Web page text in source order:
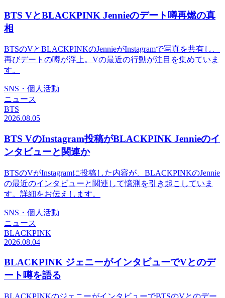
BTS VとBLACKPINK Jennieのデート噂再燃の真
相
BTSのVとBLACKPINKのJennieがInstagramで写真を共有し、
再びデートの噂が浮上。Vの最近の行動が注目を集めていま
す。
SNS・個人活動
ニュース
BTS
2026.08.05
BTS VのInstagram投稿がBLACKPINK Jennieのイ
ンタビューと関連か
BTSのVがInstagramに投稿した内容が、BLACKPINKのJennie
の最近のインタビューと関連して憶測を引き起こしていま
す。詳細をお伝えします。
SNS・個人活動
ニュース
BLACKPINK
2026.08.04
BLACKPINK ジェニーがインタビューでVとのデ
ート噂を語る